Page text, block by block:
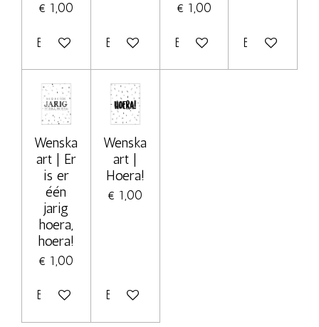
€ 1,00
Bekijk details Bekijk details
€ 1,00
Bekijk details Bekijk details
Wenska
art | Er
is er
één
jarig
hoera,
hoera!
€ 1,00
Bekijk details
Wenska
art |
Hoera!
€ 1,00
Bekijk details